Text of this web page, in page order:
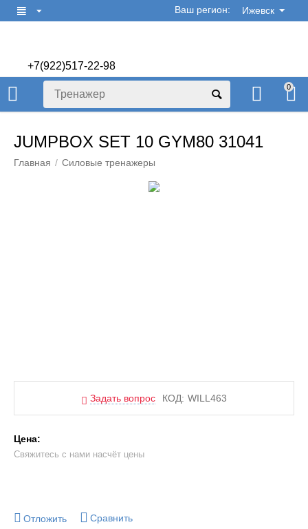
Ижевск
Ваш регион:
+7(922)517-22-98
+7(922)506-70-60
0
JUMPBOX SET 10 GYM80 31041
Главная / Силовые тренажеры
Задать вопрос КОД: WILL463
Цена:
Свяжитесь с нами насчёт цены
Отложить
Сравнить